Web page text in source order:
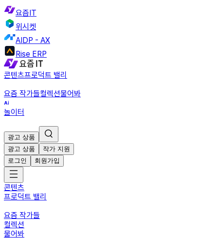
요즘IT
위시켓
AIDP - AX
Rise ERP
콘텐츠프로덕트 밸리
요즘 작가들컬렉션물어봐
놀이터
광고 상품
광고 상품
작가 지원
로그인
회원가입
콘텐츠
프로덕트 밸리
요즘 작가들
컬렉션
물어봐